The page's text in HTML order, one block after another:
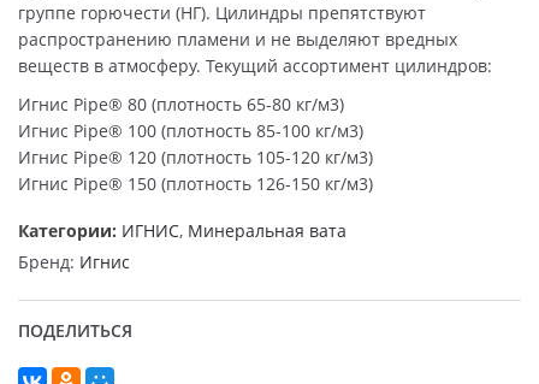
группе горючести (НГ). Цилиндры препятствуют
распространению пламени и не выделяют вредных
веществ в атмосферу. Текущий ассортимент цилиндров:
Игнис Pipe® 80 (плотность 65-80 кг/м3)
Игнис Pipe® 100 (плотность 85-100 кг/м3)
Игнис Pipe® 120 (плотность 105-120 кг/м3)
Игнис Pipe® 150 (плотность 126-150 кг/м3)
Категории: ИГНИС, Минеральная вата
Бренд: Игнис
ПОДЕЛИТЬСЯ